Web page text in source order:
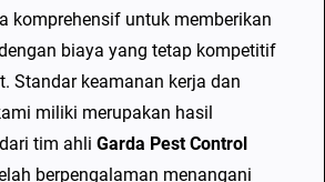
komprehensif untuk memberikan
biaya yang tetap kompetitif
Standar keamanan kerja dan
miliki merupakan hasil
tim ahli Garda Pest Control
berpengalaman menangani